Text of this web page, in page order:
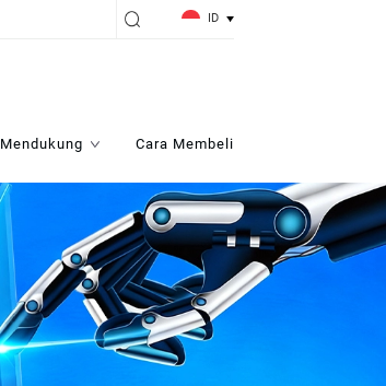
ID
Mendukung Cara Membeli